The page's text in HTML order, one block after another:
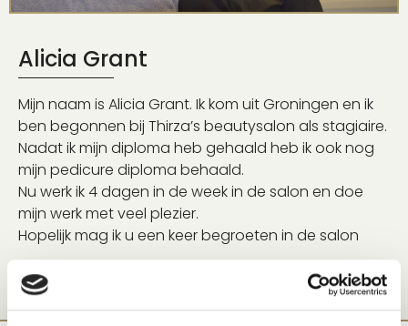
Alicia Grant
Mijn naam is Alicia Grant. Ik kom uit Groningen en ik
ben begonnen bij Thirza’s beautysalon als stagiaire.
Nadat ik mijn diploma heb gehaald heb ik ook nog
mijn pedicure diploma behaald.
Nu werk ik 4 dagen in de week in de salon en doe
mijn werk met veel plezier.
Hopelijk mag ik u een keer begroeten in de salon